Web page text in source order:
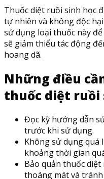
Thuốc diệt ruồi sinh học
tự nhiên và không độc
sử dụng loại thuốc này
sẽ giảm thiểu tác động
hoang dã.
Những điều
thuốc diệt ruồi
Đọc kỹ hướng dẫn
trước khi sử dụng.
Không sử dụng quá
khoảng thời gian
Bảo quản thuốc
thoáng mát và